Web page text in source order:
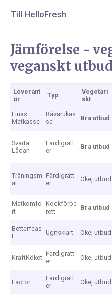
Till HelloFresh
Jämförelse -
veganskt
Leverant
ör
Typ
Vegetari
skt
Linas
Matkasse
Råvarukas
se
Bra utbud
Svarta
Lådan
Färdigrätt
er
Bra utbud
Träningsm
at
Färdigrätt
er
Okej utbud
Matkomfo
rt
Kockförbe
rett
Bra utbud
Betterfeas
t
Ugnsklart Okej utbud
KraftKöket
Färdigrätt
er
Okej utbud
Factor
Färdigrätt
er
Okej utbud